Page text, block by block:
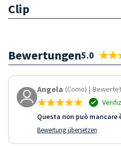
Clip
Bewertungen5.0
Angela (Como) | Bewertet
Questa non può mancare
Bewertung übersetzen